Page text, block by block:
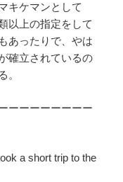
キケマンとして
以上の指定をして
あったりで、やは
確立されているの
。
ーーーーーーーー
a short trip to the